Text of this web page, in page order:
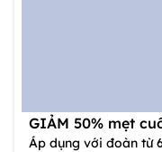
GIẢM 50% mẹt
Áp dụng với đoàn từ